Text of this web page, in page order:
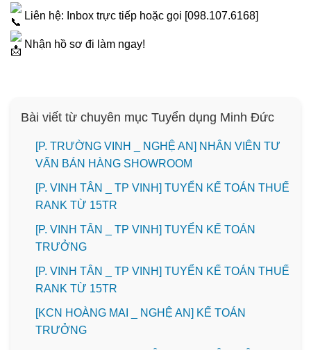
Liên hệ: Inbox trực tiếp hoặc gọi [098.107.6168]
Nhận hồ sơ đi làm ngay!
Bài viết từ chuyên mục Tuyển dụng Minh Đức
[P. TRƯỜNG VINH _ NGHỆ AN] NHÂN VIÊN TƯ
VẤN BÁN HÀNG SHOWROOM
[P. VINH TÂN _ TP VINH] TUYỂN KẾ TOÁN THUẾ
RANK TỪ 15TR
[P. VINH TÂN _ TP VINH] TUYỂN KẾ TOÁN
TRƯỞNG
[P. VINH TÂN _ TP VINH] TUYỂN KẾ TOÁN THUẾ
RANK TỪ 15TR
️[KCN HOÀNG MAI _ NGHỆ AN] KẾ TOÁN
TRƯỞNG